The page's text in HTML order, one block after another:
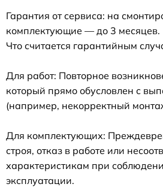
Гарантия от сервиса: на
комплектующие — до 3 месяцев.
Что считается гарантийным
Для работ: Повторное
который прямо обусловлен с
(например, некорректный
Для комплектующих:
строя, отказ в работе или
характеристикам при
эксплуатации.